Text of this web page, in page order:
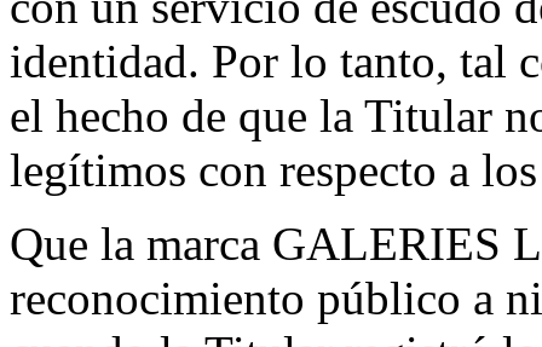
identidad. Por lo tanto, tal
el hecho de que la Titular
legítimos con respecto a
Que la marca GALERIES
reconocimiento público a